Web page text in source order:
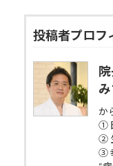
投稿者プロフ
み
か
①
②
③